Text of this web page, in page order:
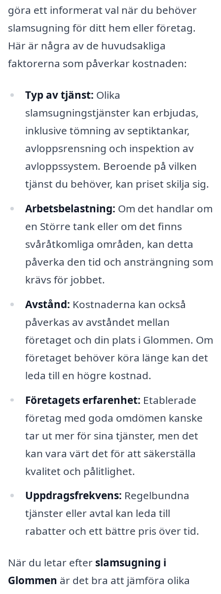
göra ett informerat val när du behöver
slamsugning för ditt hem eller företag.
Här är några av de huvudsakliga
faktorerna som påverkar kostnaden:
Typ av tjänst: Olika
slamsugningstjänster kan erbjudas,
inklusive tömning av septiktankar,
avloppsrensning och inspektion av
avloppssystem. Beroende på vilken
tjänst du behöver, kan priset skilja sig.
Arbetsbelastning: Om det handlar om
en Större tank eller om det finns
svåråtkomliga områden, kan detta
påverka den tid och ansträngning som
krävs för jobbet.
Avstånd: Kostnaderna kan också
påverkas av avståndet mellan
företaget och din plats i Glommen. Om
företaget behöver köra länge kan det
leda till en högre kostnad.
Företagets erfarenhet: Etablerade
företag med goda omdömen kanske
tar ut mer för sina tjänster, men det
kan vara värt det för att säkerställa
kvalitet och pålitlighet.
Uppdragsfrekvens: Regelbundna
tjänster eller avtal kan leda till
rabatter och ett bättre pris över tid.
När du letar efter slamsugning i
Glommen är det bra att jämföra olika